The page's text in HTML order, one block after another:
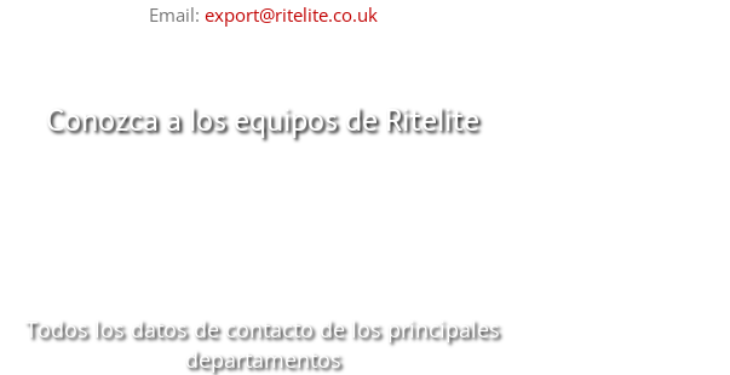
Email: export@ritelite.co.uk
Conozca a los equipos de Ritelite
Todos los datos de contacto de los principales
departamentos